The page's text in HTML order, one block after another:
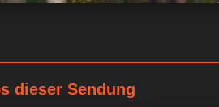
dieser Sendung